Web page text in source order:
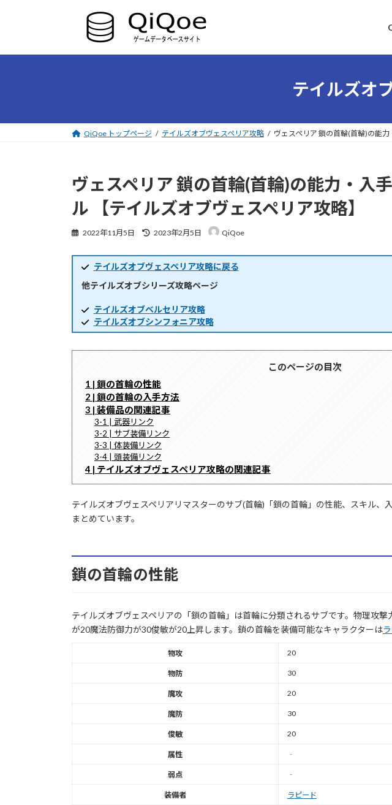
ツ
シ
テイルズオ
QiQoe トップページ テイルズオブヴェスペリア攻略 ヴェスペリア 鎖の首輪(首輪)の能
ヴェスペリア 鎖の首輪(首輪)の能力・入
ル 【テイルズオブヴェスペリア攻略】
2022年11月5日
最
新
日
時
2023年2月5日 QiQoe
テイルズオブヴェスペリア攻略に戻る
他テイルズオブシリーズ攻略ページ
テイルズオブベルセリア攻略
テイルズオブシンフォニア攻略
このページの目次
1 | 鎖の首輪の性能
2 | 鎖の首輪の入手方法
3 | 装備品の関連記事
3-1 | 武器リンク
3-2 | サブ装備リンク
3-3 | 体装備リンク
3-4 | 頭装備リンク
4 | テイルズオブヴェスペリア攻略の関連記事
テイルズオブヴェスペリアリマスターのサブ(首輪)「鎖の首輪」の性能、スキル、
まとめています。
鎖の首輪の性能
テイルズオブヴェスペリアの「鎖の首輪」は首輪に分類されるサブです。物理攻
が20魔法防御力が30俊敏が20上昇します。鎖の首輪を装備可能なキャラクターは
物攻 20
物防 30
魔攻 20
魔防 30
俊敏 20
属性 ‐
弱点 ‐
装備者 ラピード